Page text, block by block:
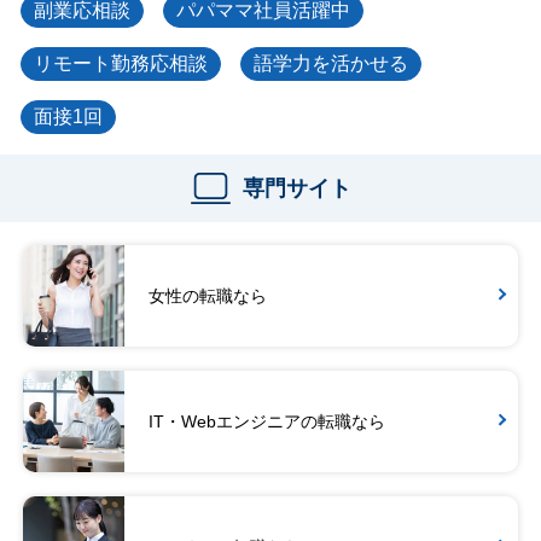
副業応相談 パパママ社員活躍中
リモート勤務応相談 語学力を活かせる
面接1回
専門サイト
女性の転職なら
IT・Webエンジニアの転職なら